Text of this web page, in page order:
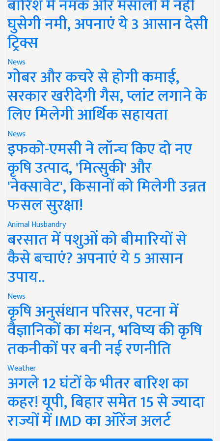
बारिश में नमक और मसालों में नहीं
घुसेगी नमी, अपनाएं ये 3 आसान देसी
ट्रिक्स
News
गोबर और कचरे से होगी कमाई,
सरकार खरीदेगी गैस, प्लांट लगाने के
लिए मिलेगी आर्थिक सहायता
News
इफको-एमसी ने लॉन्च किए दो नए
कृषि उत्पाद, 'मित्सुकी' और
'नेक्सावेट', किसानों को मिलेगी उन्नत
फसल सुरक्षा!
Animal Husbandry
बरसात में पशुओं को बीमारियों से
कैसे बचाएं? अपनाएं ये 5 आसान
उपाय..
News
कृषि अनुसंधान परिसर, पटना में
वैज्ञानिकों का मंथन, भविष्य की कृषि
तकनीकों पर बनी नई रणनीति
Weather
अगले 12 घंटों के भीतर बारिश का
कहर! यूपी, बिहार समेत 15 से ज्यादा
राज्यों में IMD का ऑरेंज अलर्ट